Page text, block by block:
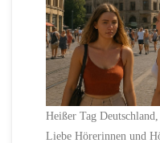
Heißer Tag
Liebe Hörerinnen und